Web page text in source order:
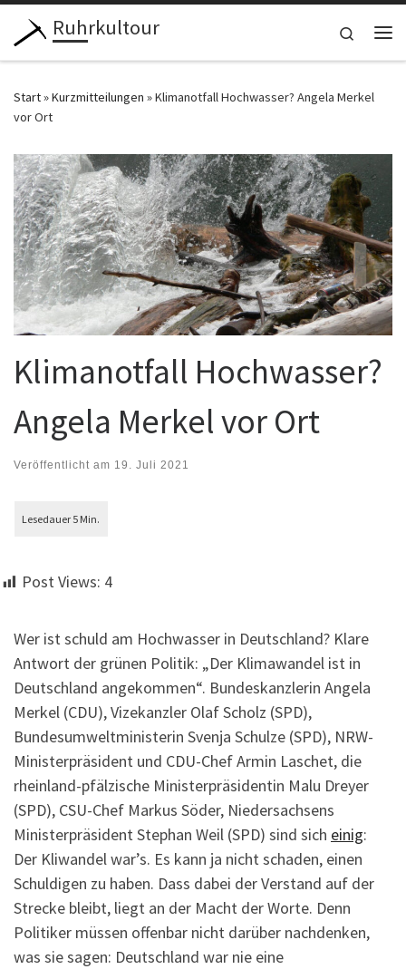
Zum Inhalt springen
Ruhrkultour
Search
Start»Kurzmitteilungen »Klimanotfall Hochwasser? Angela Merkel
vor Ort
Klimanotfall Hochwasser?
Angela Merkel vor Ort
Veröffentlicht am 19. Juli 2021
Post Views: 4
Wer ist schuld am Hochwasser in Deutschland? Klare
Antwort der grünen Politik: „Der Klimawandel ist in
Deutschland angekommen“. Bundeskanzlerin Angela
Merkel (CDU), Vizekanzler Olaf Scholz (SPD),
Bundesumweltministerin Svenja Schulze (SPD), NRW-
Ministerpräsident und CDU-Chef Armin Laschet, die
rheinland-pfälzische Ministerpräsidentin Malu Dreyer
(SPD), CSU-Chef Markus Söder, Niedersachsens
Ministerpräsident Stephan Weil (SPD) sind sich einig:
Der Kliwandel war’s. Es kann ja nicht schaden, einen
Schuldigen zu haben. Dass dabei der Verstand auf der
Strecke bleibt, liegt an der Macht der Worte. Denn
Politiker müssen offenbar nicht darüber nachdenken,
was sie sagen: Deutschland war nie eine